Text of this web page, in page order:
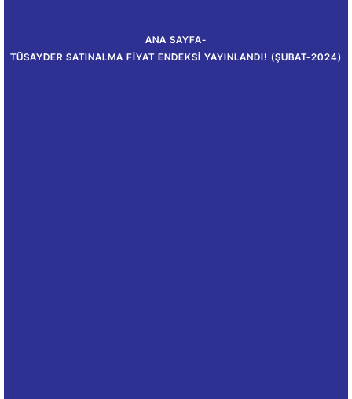
ANA SAYFA-
TÜSAYDER SATINALMA FIYAT ENDEKSI YAYINLANDI! (ŞUBAT-2024)